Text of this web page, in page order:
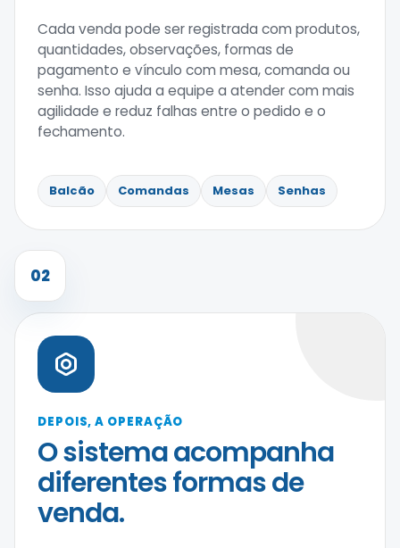
Cada venda pode ser registrada com produtos,
quantidades, observações, formas de
pagamento e vínculo com mesa, comanda ou
senha. Isso ajuda a equipe a atender com mais
agilidade e reduz falhas entre o pedido e o
fechamento.
Balcão Comandas Mesas Senhas
02
DEPOIS, A OPERAÇÃO
O sistema acompanha
diferentes formas de
venda.